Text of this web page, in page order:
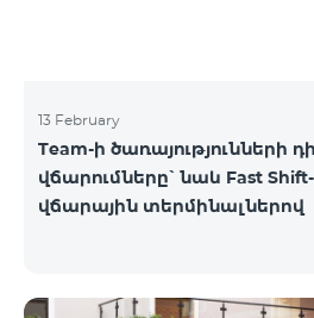
13 February
Team-ի ծառայությունների
վճարումները՝ նաև Fast
վճարային տերմինալներով